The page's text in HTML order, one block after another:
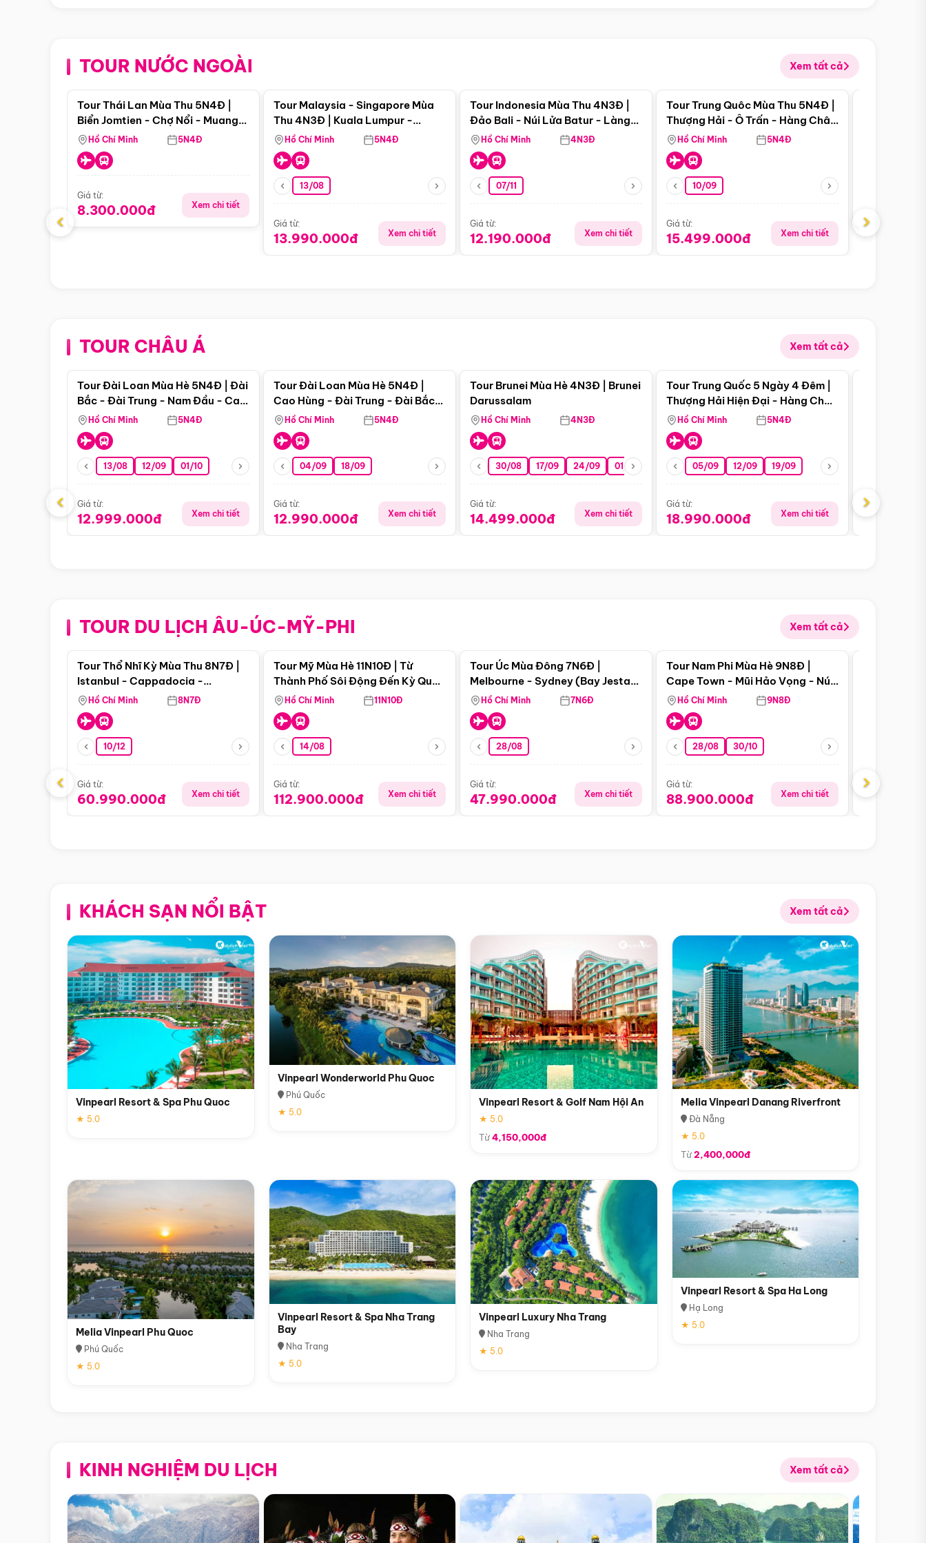
TOUR NƯỚC NGOÀI Xem tất cả
Điểm nổi bật
Tour Thái Lan Mùa Thu 5N4Đ |
Biển Jomtien - Chợ Nổi - Muang
Boran - Suanthai (Bay Vietnam
Airlines)
Hồ Chí Minh 5N4Đ
Giá từ:
8.300.000đ Xem chi tiết
Tour Malaysia - Singapore Mùa
Thu 4N3Đ | Kuala Lumpur -
Malacca - Johor Baru -
Singapore
Hồ Chí Minh 5N4Đ
13/08
Giá từ:
13.990.000đ Xem chi tiết
Tour Indonesia Mùa Thu 4N3Đ |
Đảo Bali - Núi Lửa Batur - Làng
Penglipuran
Hồ Chí Minh 4N3Đ
07/11
Giá từ:
12.190.000đ Xem chi tiết
Điểm nổi bật
Tour Trung Quôc Mùa Thu 5N4Đ |
Thượng Hải - Ô Trấn - Hàng Châu
(Tour Không Shopping)
Hồ Chí Minh 5N4Đ
10/09
Giá từ:
15.499.000đ Xem chi tiết
‹ ›
TOUR CHÂU Á Xem tất cả
Điểm nổi bật
Tour Đài Loan Mùa Hè 5N4Đ | Đài
Bắc - Đài Trung - Nam Đầu - Cao
Hùng ( Bay Vn)
Hồ Chí Minh 5N4Đ
13/08 12/09 01/10
Giá từ:
12.999.000đ Xem chi tiết
Tour Đài Loan Mùa Hè 5N4Đ |
Cao Hùng - Đài Trung - Đài Bắc
(Bay Vj)
Hồ Chí Minh 5N4Đ
04/09 18/09
Giá từ:
12.990.000đ Xem chi tiết
Tour Brunei Mùa Hè 4N3Đ | Brunei
Darussalam
Hồ Chí Minh 4N3Đ
30/08 17/09 24/09 01/10 15/10 29/10
Giá từ:
14.499.000đ Xem chi tiết
Điểm nổi bật
Tour Trung Quốc 5 Ngày 4 Đêm |
Thượng Hải Hiện Đại - Hàng Châu
Nên Thơ - Ô Trấn Cổ Kính
Hồ Chí Minh 5N4Đ
05/09 12/09 19/09
Giá từ:
18.990.000đ Xem chi tiết
Giá từ:
‹ ›
TOUR DU LỊCH ÂU-ÚC-MỸ-PHI Xem tất cả
Điểm nổi bật
Tour Thổ Nhĩ Kỳ Mùa Thu 8N7Đ |
Istanbul - Cappadocia -
Pamukkale
Hồ Chí Minh 8N7Đ
10/12
Giá từ:
60.990.000đ Xem chi tiết
Tour Mỹ Mùa Hè 11N10Đ | Từ
Thành Phố Sôi Động Đến Kỳ Quan
Thiên Nhiên Mỹ
Hồ Chí Minh 11N10Đ
14/08
Giá từ:
112.900.000đ Xem chi tiết
Tour Úc Mùa Đông 7N6Đ |
Melbourne - Sydney (Bay Jestar
Airways)
Hồ Chí Minh 7N6Đ
28/08
Giá từ:
47.990.000đ Xem chi tiết
Điểm nổi bật
Tour Nam Phi Mùa Hè 9N8Đ |
Cape Town - Mũi Hảo Vọng - Núi
Bàn - Johannesburg - Pretoria -
Safari - Lodge
Hồ Chí Minh 9N8Đ
28/08 30/10
Giá từ:
88.900.000đ Xem chi tiết
Giá từ:
‹ ›
KHÁCH SẠN NỔI BẬT Xem tất cả
Vinpearl Resort & Spa Phu Quoc
★ 5.0
Vinpearl Wonderworld Phu Quoc
Phú Quốc
★ 5.0
Vinpearl Resort & Golf Nam Hội An
★ 5.0
Từ4,150,000đ
Melia Vinpearl Danang Riverfront
Đà Nẵng
★ 5.0
Từ2,400,000đ
Melia Vinpearl Phu Quoc
Phú Quốc
★ 5.0
Vinpearl Resort & Spa Nha Trang
Bay
Nha Trang
★ 5.0
Vinpearl Luxury Nha Trang
Nha Trang
★ 5.0
Vinpearl Resort & Spa Ha Long
Hạ Long
★ 5.0
KINH NGHIỆM DU LỊCH Xem tất cả